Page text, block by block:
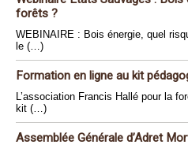
forêts ?
WEBINAIRE : Bois énergie, quel
le (…)
Formation en ligne au kit
L’association Francis Hallé pour la
kit (…)
Assemblée Générale d’Adret